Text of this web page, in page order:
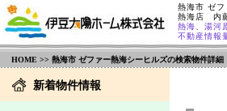
熱海市 ゼフ
熱海店 内
熱海、湯河
不動産情報
HOME >> 熱海市 ゼファー熱海シーヒルズの検索物件詳細
新着物件情報